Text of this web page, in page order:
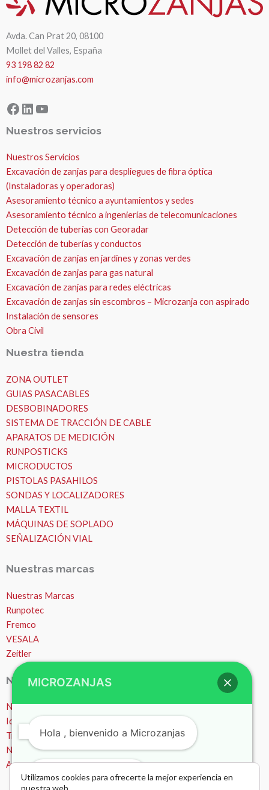
Avda. Can Prat 20, 08100
Mollet del Valles, España
93 198 82 82
info@microzanjas.com
Facebook
LinkedIn
YouTube
Nuestros servicios
Nuestros Servicios
Excavación de zanjas para despliegues de fibra óptica
(Instaladoras y operadoras)
Asesoramiento técnico a ayuntamientos y sedes
Asesoramiento técnico a ingenierías de telecomunicaciones
Detección de tuberías con Georadar
Detección de tuberías y conductos
Excavación de zanjas en jardines y zonas verdes
Excavación de zanjas para gas natural
Excavación de zanjas para redes eléctricas
Excavación de zanjas sin escombros – Microzanja con aspirado
Instalación de sensores
Obra Civil
Nuestra tienda
ZONA OUTLET
GUIAS PASACABLES
DESBOBINADORES
SISTEMA DE TRACCIÓN DE CABLE
APARATOS DE MEDICIÓN
RUNPOSTICKS
MICRODUCTOS
PISTOLAS PASAHILOS
SONDAS Y LOCALIZADORES
MALLA TEXTIL
MÁQUINAS DE SOPLADO
SEÑALIZACIÓN VIAL
Nuestras marcas
Nuestras Marcas
Runpotec
Fremco
VESALA
Zeitler
Nosotros
Nosotros
Ideas y consejos
Trabajos
Noticias
Ayuda – Preguntas Frecuentes (FAQ)
Utilizamos cookies para ofrecerte la mejor experiencia en
nuestra web.
MICROZANJAS
Hola , bienvenido a Microzanjas
¿Podemos ayudarte?